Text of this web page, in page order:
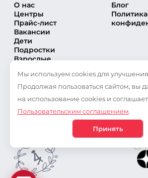
О нас
Центры
Прайс-лист
Вакансии
Дети
Подростки
Взрослые
Секции
Тренеры
Частые вопросы
Новости
Блог
Политика
Мы используем cookies для
Продолжая пользоваться сайтом, вы
на использование cookies и
Пользовательским соглашением.
Принять